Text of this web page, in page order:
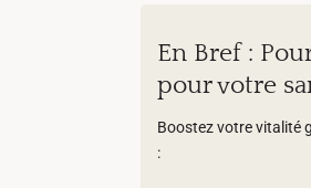
En Bref :
pour votre
Boostez votre vitalité
: